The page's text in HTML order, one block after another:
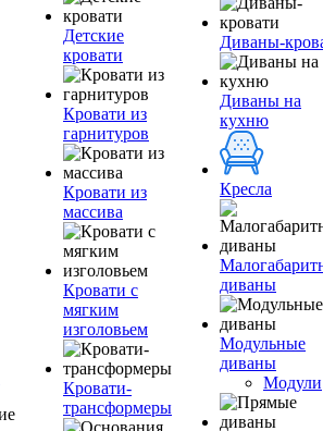
Детские
кровати
Кровати из
гарнитуров
Кровати из
массива
Кровати с
мягким
изголовьем
Кровати-
трансформеры
Диваны-
Диваны на
кухню
Кресла
диваны
Модульные
диваны
Модули